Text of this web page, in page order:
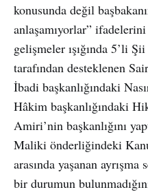
konusunda değil
anlaşamıyorlar”
gelişmeler ışığında 5’li
tarafından desteklenen
İbadi başkanlığındaki
Hâkim başkanlığındaki
Amiri’nin başkanlığını
Maliki önderliğindeki
arasında yaşanan
bir durumun